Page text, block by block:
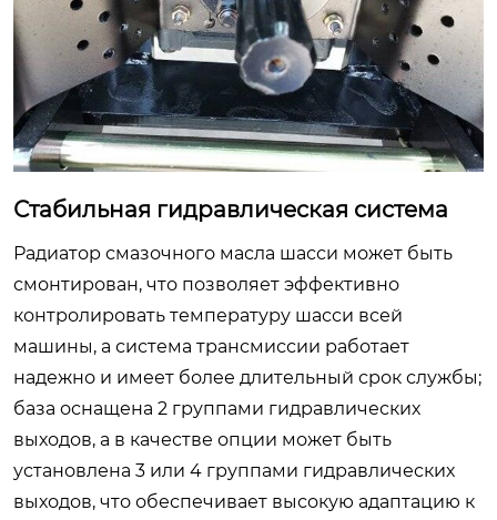
Стабильная гидравлическая система
Радиатор смазочного масла шасси может быть
смонтирован, что позволяет эффективно
контролировать температуру шасси всей
машины, а система трансмиссии работает
надежно и имеет более длительный срок службы;
база оснащена 2 группами гидравлических
выходов, а в качестве опции может быть
установлена 3 или 4 группами гидравлических
выходов, что обеспечивает высокую адаптацию к